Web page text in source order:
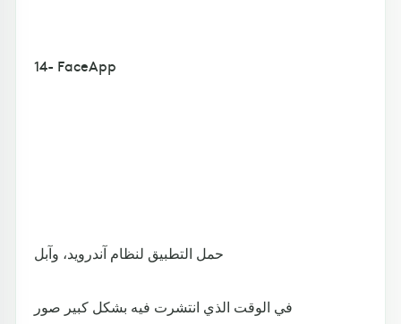
14- FaceApp
حمل التطبيق لنظام آندرويد، وآبل
في الوقت الذي انتشرت فيه بشكل كبير صور